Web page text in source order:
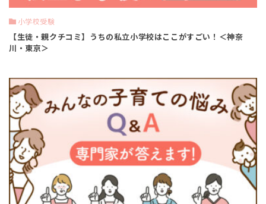
小学校受験
【生徒・親クチコミ】うちの私立小学校はここがすごい！＜神奈
川・東京＞